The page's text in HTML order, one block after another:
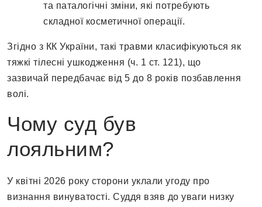
та паталогічні зміни, які потребують
складної косметичної операції.
Згідно з КК України, такі травми класифікуються як
тяжкі тілесні ушкодження (ч. 1 ст. 121), що
зазвичай передбачає від 5 до 8 років позбавлення
волі.
Чому суд був
лояльним?
У квітні 2026 року сторони уклали угоду про
визнання винуватості. Суддя взяв до уваги низку